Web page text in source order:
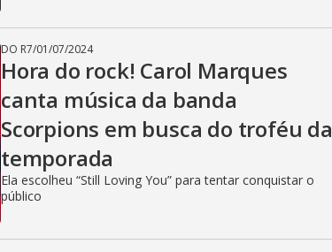
DO R7/01/07/2024
Hora do rock! Carol Marques
canta música da banda
Scorpions em busca do troféu da
temporada
Ela escolheu “Still Loving You” para tentar conquistar o
público